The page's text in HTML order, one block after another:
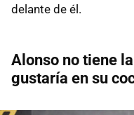
delante de él.
Alonso no tiene
gustaría en su